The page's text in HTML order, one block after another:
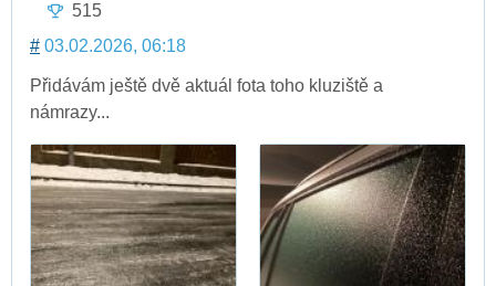
515
# 03.02.2026, 06:18
Přidávám ještě dvě aktuál fota toho kluziště a
námrazy...